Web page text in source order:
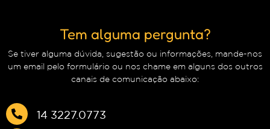
Tem alguma pergunta?
Se tiver alguma dúvida, sugestão ou informações, mande-nos
um email pelo formulário ou nos chame em alguns dos outros
canais de comunicação abaixo:
14 3227.0773